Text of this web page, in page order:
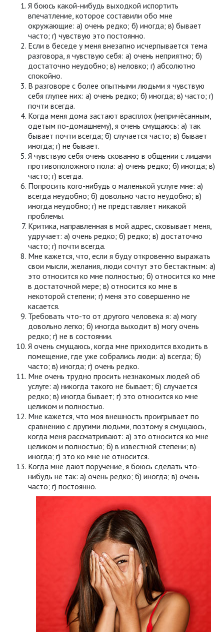
Я боюсь какой-нибудь выходкой испортить
впечатление, которое составили обо мне
окружающие: а) очень редко; б) иногда; в) бывает
часто; г) чувствую это постоянно.
Если в беседе у меня внезапно исчерпывается тема
разговора, я чувствую себя: а) очень неприятно; б)
достаточно неудобно; в) неловко; г) абсолютно
спокойно.
В разговоре с более опытными людьми я чувствую
себя глупее них: а) очень редко; б) иногда; в) часто; г)
почти всегда.
Когда меня дома застают врасплох (непричёсанным,
одетым по-домашнему), я очень смущаюсь: а) так
бывает почти всегда; б) случается часто; в) бывает
иногда; г) не бывает.
Я чувствую себя очень скованно в общении с лицами
противоположного пола: а) очень редко; б) иногда; в)
часто; г) всегда.
Попросить кого-нибудь о маленькой услуге мне: а)
всегда неудобно; б) довольно часто неудобно; в)
иногда неудобно; г) не представляет никакой
проблемы.
Критика, направленная в мой адрес, сковывает меня,
удручает: а) очень редко; б) редко; в) достаточно
часто; г) почти всегда.
Мне кажется, что, если я буду откровенно выражать
свои мысли, желания, люди сочтут это бестактным: а)
это относится ко мне полностью; б) относится ко мне
в достаточной мере; в) относится ко мне в
некоторой степени; г) меня это совершенно не
касается.
Требовать что-то от другого человека я: а) могу
довольно легко; б) иногда выходит в) могу очень
редко; г) не в состоянии.
Я очень смущаюсь, когда мне приходится входить в
помещение, где уже собрались люди: а) всегда; б)
часто; в) иногда; г) очень редко.
Мне очень трудно просить незнакомых людей об
услуге: а) никогда такого не бывает; б) случается
редко; в) иногда бывает; г) это относится ко мне
целиком и полностью.
Мне кажется, что моя внешность проигрывает по
сравнению с другими людьми, поэтому я смущаюсь,
когда меня рассматривают: а) это относится ко мне
целиком и полностью; б) в известной степени; в)
иногда; г) это ко мне не относится.
Когда мне дают поручение, я боюсь сделать что-
нибудь не так: а) очень редко; б) иногда; в) очень
часто; г) постоянно.